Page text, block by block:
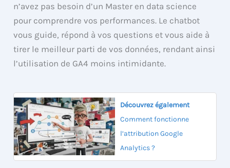
n’avez pas besoin d’un Master en data science
pour comprendre vos performances. Le chatbot
vous guide, répond à vos questions et vous aide à
tirer le meilleur parti de vos données, rendant ainsi
l’utilisation de GA4 moins intimidante.
Découvrez également
Comment fonctionne
l’attribution Google
Analytics ?